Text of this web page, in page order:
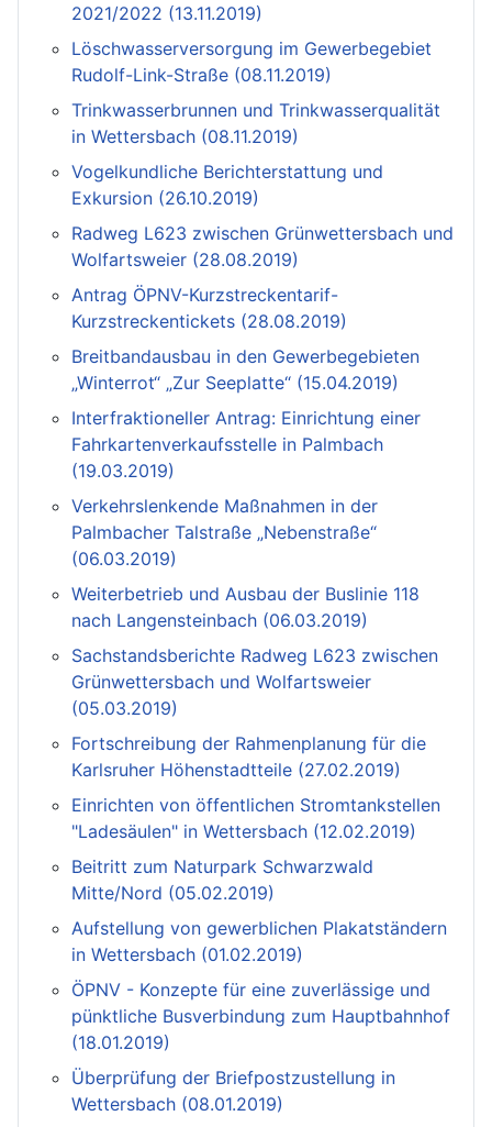
2021/2022 (13.11.2019)
Löschwasserversorgung im Gewerbegebiet
Rudolf-Link-Straße (08.11.2019)
Trinkwasserbrunnen und Trinkwasserqualität
in Wettersbach (08.11.2019)
Vogelkundliche Berichterstattung und
Exkursion (26.10.2019)
Radweg L623 zwischen Grünwettersbach und
Wolfartsweier (28.08.2019)
Antrag ÖPNV-Kurzstreckentarif-
Kurzstreckentickets (28.08.2019)
Breitbandausbau in den Gewerbegebieten
„Winterrot“ „Zur Seeplatte“ (15.04.2019)
Interfraktioneller Antrag: Einrichtung einer
Fahrkartenverkaufsstelle in Palmbach
(19.03.2019)
Verkehrslenkende Maßnahmen in der
Palmbacher Talstraße „Nebenstraße“
(06.03.2019)
Weiterbetrieb und Ausbau der Buslinie 118
nach Langensteinbach (06.03.2019)
Sachstandsberichte Radweg L623 zwischen
Grünwettersbach und Wolfartsweier
(05.03.2019)
Fortschreibung der Rahmenplanung für die
Karlsruher Höhenstadtteile (27.02.2019)
Einrichten von öffentlichen Stromtankstellen
"Ladesäulen" in Wettersbach (12.02.2019)
Beitritt zum Naturpark Schwarzwald
Mitte/Nord (05.02.2019)
Aufstellung von gewerblichen Plakatständern
in Wettersbach (01.02.2019)
ÖPNV - Konzepte für eine zuverlässige und
pünktliche Busverbindung zum Hauptbahnhof
(18.01.2019)
Überprüfung der Briefpostzustellung in
Wettersbach (08.01.2019)